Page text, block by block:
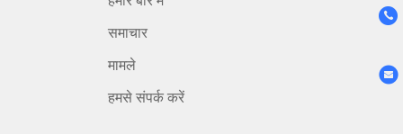
समाचार
मामले
हमसे संपर्क करें